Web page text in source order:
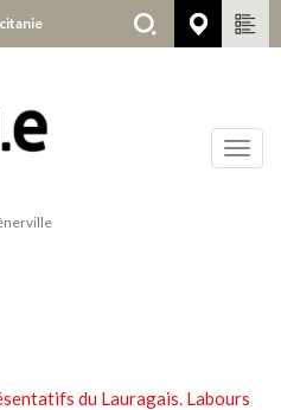
Aude
du Lauragais. Labours